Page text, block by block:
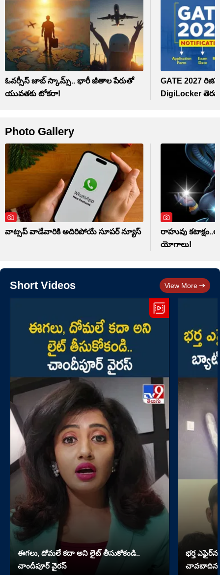
ఓవర్సీస్‌ జాబ్‌ స్కామ్స్‌.. భారీ జీతాల పేరుతో
యువతకు టోకరా!
GATE 2027
DigiLocker
Photo Gallery
వాట్సప్‌ వాడేవారికి అదిరిపోయే సూపర్ న్యూస్
రాహువు
యోగాలు!
Short Videos View More
ఈగలు, దోమలే కదా అని లైట్ తీసుకోకండి..
చాందీపూర్ వైరస్
భర్త
చావబాదిన